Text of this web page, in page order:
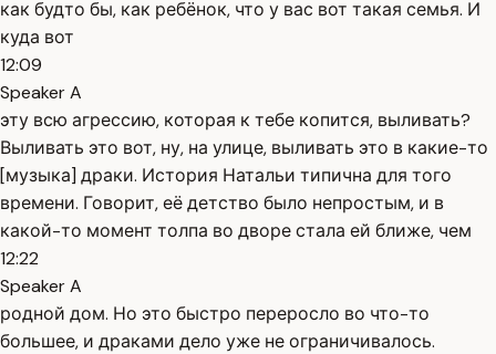
как будто бы, как ребёнок, что у вас вот такая семья. И
куда вот
12:09
Speaker A
эту всю агрессию, которая к тебе копится, выливать?
Выливать это вот, ну, на улице, выливать это в какие-то
[музыка] драки. История Натальи типична для того
времени. Говорит, её детство было непростым, и в
какой-то момент толпа во дворе стала ей ближе, чем
12:22
Speaker A
родной дом. Но это быстро переросло во что-то
большее, и драками дело уже не ограничивалось.